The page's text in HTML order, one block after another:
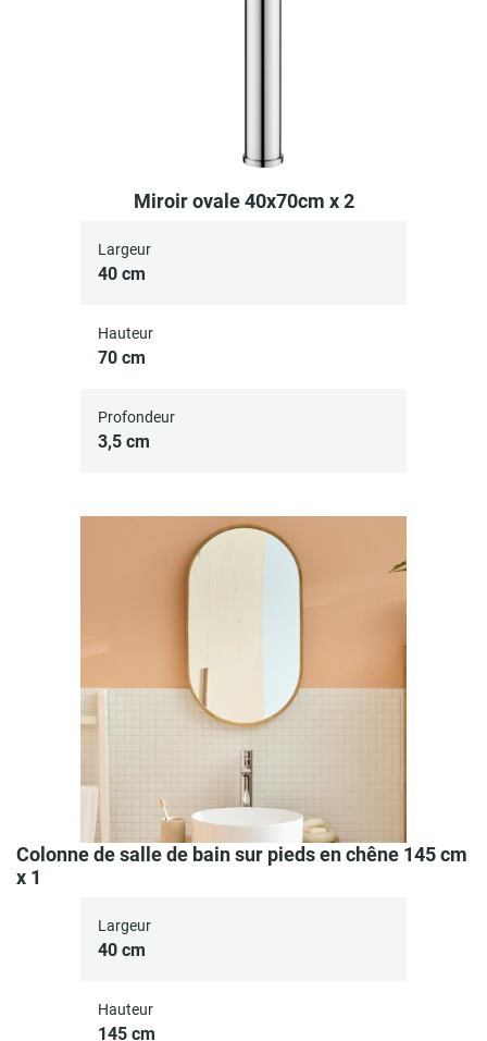
Miroir ovale 40x70cm x 2
Largeur
40 cm
Hauteur
70 cm
Profondeur
3,5 cm
Colonne de salle de bain sur pieds en chêne 145 cm
x 1
Largeur
40 cm
Hauteur
145 cm